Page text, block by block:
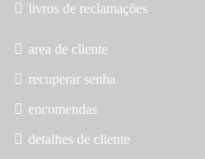
livros de reclamações
area de cliente
recuperar senha
encomendas
detalhes de cliente